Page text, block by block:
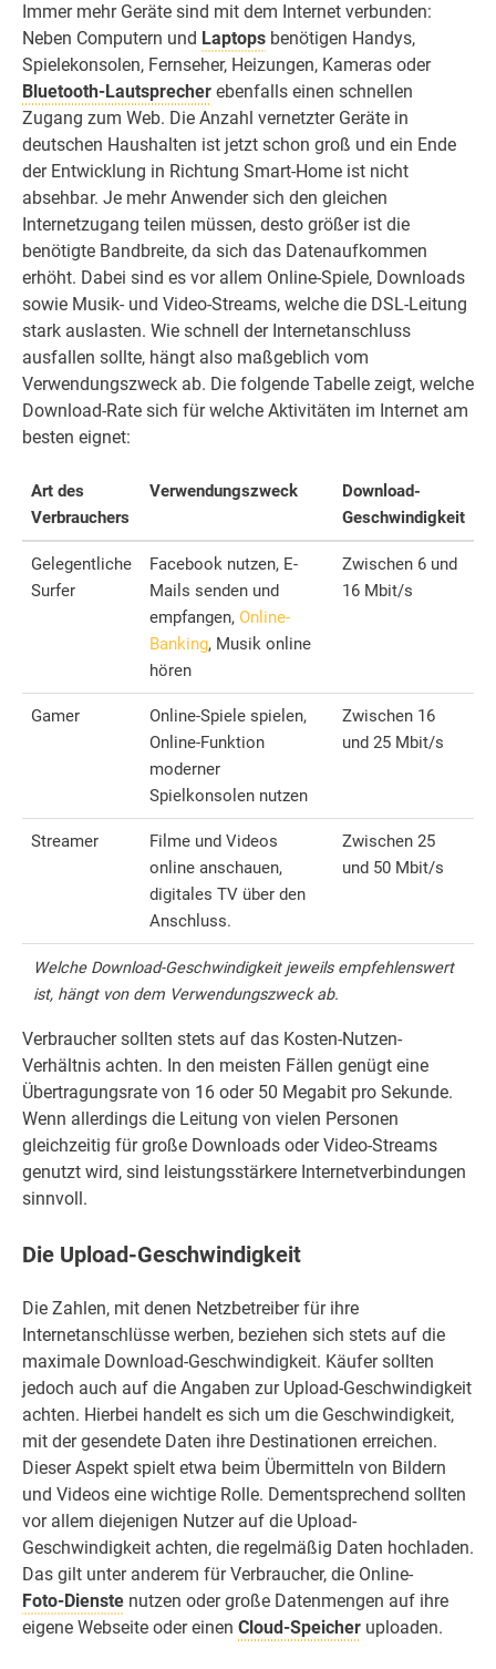
Immer mehr Geräte sind mit dem Internet verbunden:
Neben Computern und Laptops benötigen Handys,
Spielekonsolen, Fernseher, Heizungen, Kameras oder
Bluetooth-Lautsprecher ebenfalls einen schnellen
Zugang zum Web. Die Anzahl vernetzter Geräte in
deutschen Haushalten ist jetzt schon groß und ein Ende
der Entwicklung in Richtung Smart-Home ist nicht
absehbar. Je mehr Anwender sich den gleichen
Internetzugang teilen müssen, desto größer ist die
benötigte Bandbreite, da sich das Datenaufkommen
erhöht. Dabei sind es vor allem Online-Spiele, Downloads
sowie Musik- und Video-Streams, welche die DSL-Leitung
stark auslasten. Wie schnell der Internetanschluss
ausfallen sollte, hängt also maßgeblich vom
Verwendungszweck ab. Die folgende Tabelle zeigt, welche
Download-Rate sich für welche Aktivitäten im Internet am
besten eignet:
Art des
Verbrauchers
Verwendungszweck
Download-
Geschwindigkeit
Gelegentliche
Surfer
Facebook nutzen, E-
Mails senden und
empfangen, Online-
Banking, Musik online
hören
Zwischen 6 und
16 Mbit/s
Gamer
Online-Spiele spielen,
Online-Funktion
moderner
Spielkonsolen nutzen
Zwischen 16
und 25 Mbit/s
Streamer
Filme und Videos
online anschauen,
digitales TV über den
Anschluss.
Zwischen 25
und 50 Mbit/s
Welche Download-Geschwindigkeit jeweils empfehlenswert
ist, hängt von dem Verwendungszweck ab.
Verbraucher sollten stets auf das Kosten-Nutzen-
Verhältnis achten. In den meisten Fällen genügt eine
Übertragungsrate von 16 oder 50 Megabit pro Sekunde.
Wenn allerdings die Leitung von vielen Personen
gleichzeitig für große Downloads oder Video-Streams
genutzt wird, sind leistungsstärkere Internetverbindungen
sinnvoll.
Die Upload-Geschwindigkeit
Die Zahlen, mit denen Netzbetreiber für ihre
Internetanschlüsse werben, beziehen sich stets auf die
maximale Download-Geschwindigkeit. Käufer sollten
jedoch auch auf die Angaben zur Upload-Geschwindigkeit
achten. Hierbei handelt es sich um die Geschwindigkeit,
mit der gesendete Daten ihre Destinationen erreichen.
Dieser Aspekt spielt etwa beim Übermitteln von Bildern
und Videos eine wichtige Rolle. Dementsprechend sollten
vor allem diejenigen Nutzer auf die Upload-
Geschwindigkeit achten, die regelmäßig Daten hochladen.
Das gilt unter anderem für Verbraucher, die Online-
Foto-Dienste nutzen oder große Datenmengen auf ihre
eigene Webseite oder einen Cloud-Speicher uploaden.